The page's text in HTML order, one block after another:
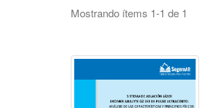
Mostrando ítems 1-1 de 1